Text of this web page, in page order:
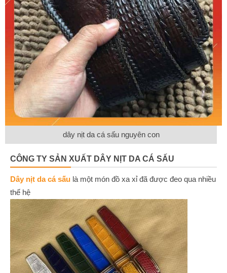
dây nịt da cá sấu nguyên con
CÔNG TY SẢN XUẤT DÂY NỊT DA CÁ SẤU
Dây nịt da cá sấu là một món đồ xa xỉ đã được đeo qua nhiều
thế hệ